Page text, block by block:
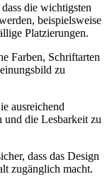
die wichtigsten
beispielsweise
Platzierungen.
Farben, Schriftarten
zu
ausreichend
und die Lesbarkeit zu
dass das Design
zugänglich macht.